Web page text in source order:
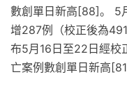
數創單日新高[88]。 5
增287例（校正後為
布5月16日至22日經校
亡案例數創單日新高